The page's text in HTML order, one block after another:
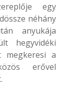
egy
néhány
anyukája
hegyvidéki
megkeresi a
erővel